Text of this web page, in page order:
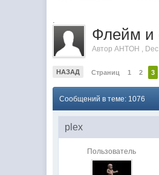
.
Флейм и
АвторAHTOH ,
НАЗАД Страниц 1 2 3
Сообщений в теме: 1076
plex
Пользователь